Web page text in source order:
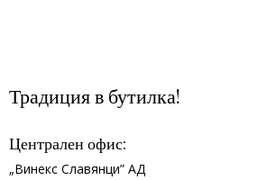
Традиция в бутилка!
Централен офис:
„Винекс Славянци” АД